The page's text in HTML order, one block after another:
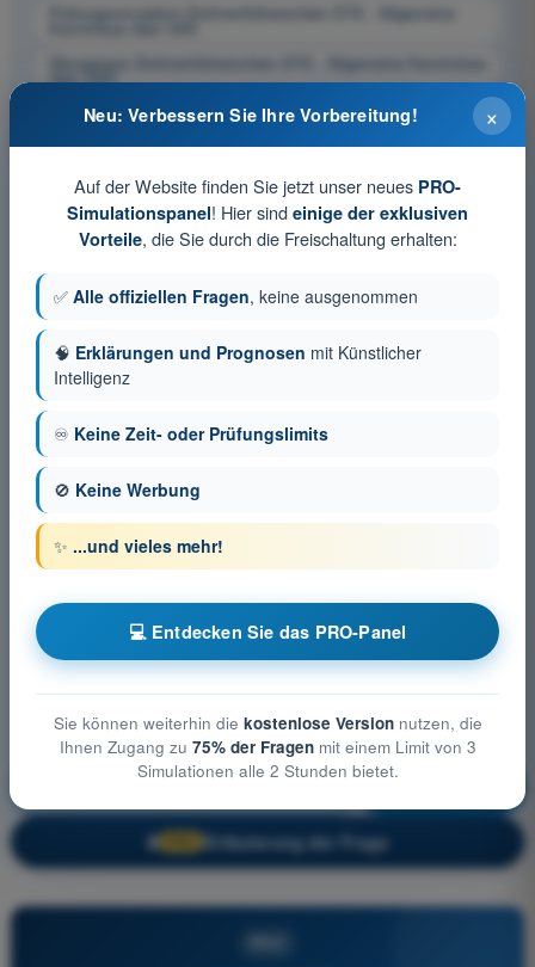
Prüfungssimulation Drohnenführerschein STS - Allgemeine
Übungsquiz Drohnenführerschein STS - Allgemeine Kenntnisse
über UAS
PDF-Prüfung Drohnenführerschein STS - Allgemeine
Kenntnisse über UAS
🔒 Erläuterung der Frage
×
Neu: Verbessern Sie Ihre Vorbereitung!
Auf der Website finden Sie jetzt unser neues PRO-
Simulationspanel! Hier sind einige der exklusiven
Vorteile, die Sie durch die Freischaltung erhalten:
✅ Alle offiziellen Fragen, keine ausgenommen
🧠 Erklärungen und Prognosen mit Künstlicher
Intelligenz
♾️ Keine Zeit- oder Prüfungslimits
🚫 Keine Werbung
✨ ...und vieles mehr!
💻 Entdecken Sie das PRO-Panel
Sie können weiterhin die kostenlose Versionnutzen, die
Ihnen Zugang zu 75% der Fragenmit einem Limit von 3
Simulationen alle 2 Stunden bietet.